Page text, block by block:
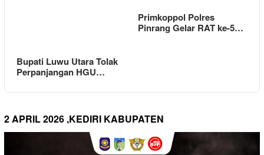
Bupati Luwu Utara Tolak
Perpanjangan HGU…
Primkoppol Polres
Pinrang Gelar RAT ke-5…
2 APRIL 2026 ,KEDIRI KABUPATEN